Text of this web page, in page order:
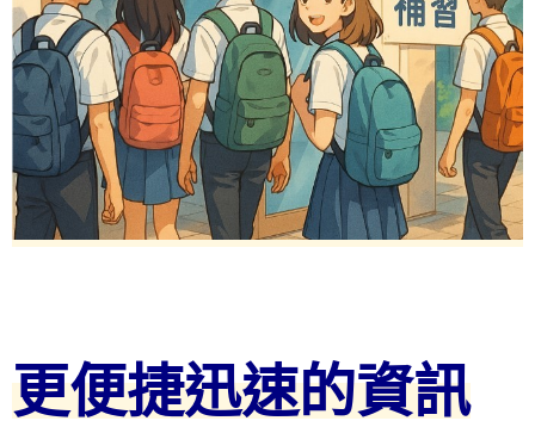
更便捷迅速的資訊